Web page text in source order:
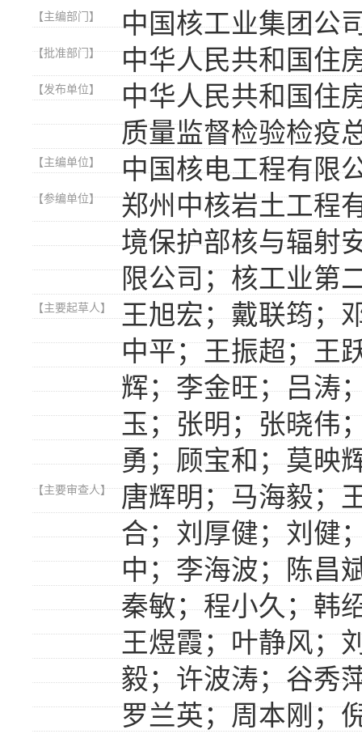
【主编部门】 中国核工业集团公
【批准部门】 中华人民共和国住
【发布单位】
中华人民共和国住
质量监督检验检疫
【主编单位】 中国核电工程有限
【参编单位】
郑州中核岩土工程
境保护部核与辐射
限公司；核工业第
【主要起草人】
王旭宏；戴联筠；
中平；王振超；王
辉；李金旺；吕涛
玉；张明；张晓伟
勇；顾宝和；莫映
【主要审查人】
唐辉明；马海毅；
合；刘厚健；刘健
中；李海波；陈昌
秦敏；程小久；韩
王煜霞；叶静风；
毅；许波涛；谷秀
罗兰英；周本刚；